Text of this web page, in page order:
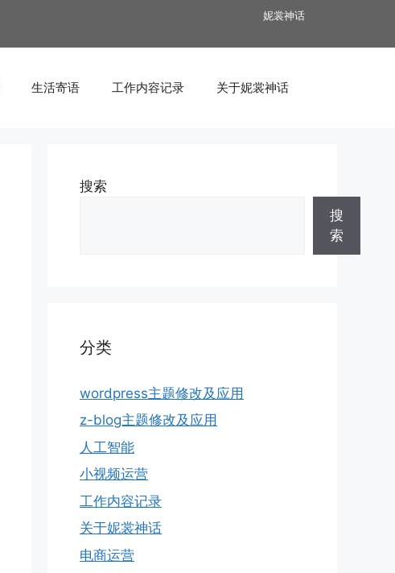
妮裳神话
生活寄语 工作内容记录 关于妮裳神话
搜索
搜
索
分类
wordpress主题修改及应用
z-blog主题修改及应用
人工智能
小视频运营
工作内容记录
关于妮裳神话
电商运营